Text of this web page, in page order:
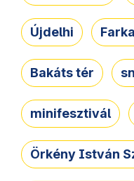
Újdelhi
Bakáts tér
minifesztivál
Örkény István